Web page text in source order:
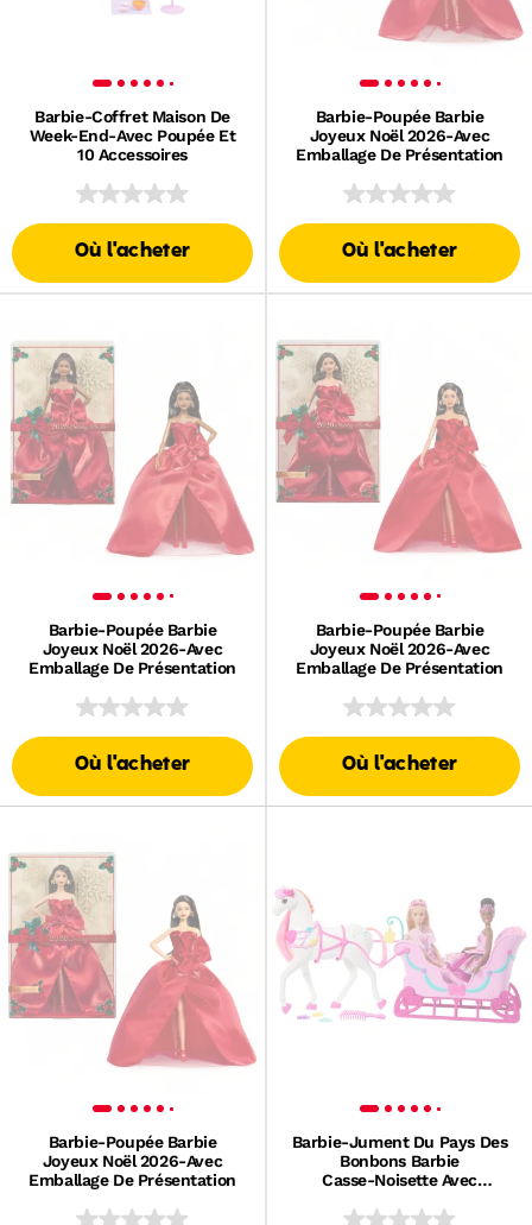
Barbie-Coffret Maison De
Week-End-Avec Poupée Et
10 Accessoires
Où l'acheter
Barbie-Poupée Barbie
Joyeux Noël 2026-Avec
Emballage De Présentation
Où l'acheter
Barbie-Poupée Barbie
Joyeux Noël 2026-Avec
Emballage De Présentation
Où l'acheter
Barbie-Poupée Barbie
Joyeux Noël 2026-Avec
Emballage De Présentation
Où l'acheter
Barbie-Poupée Barbie
Joyeux Noël 2026-Avec
Emballage De Présentation
Barbie-Jument Du Pays Des
Bonbons Barbie
Casse‑Noisette Avec